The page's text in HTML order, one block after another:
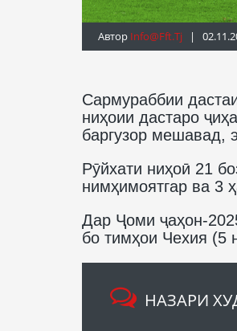
Автор Info@fft.tj |
Сармураббии
ниҳоии дастаро
баргузор мешавад,
Рӯйхати ниҳоӣ 21
нимҳимоятгар ва 3
Дар Ҷоми ҷаҳон-
бо тимҳои Чехия (5
НАЗАРИ